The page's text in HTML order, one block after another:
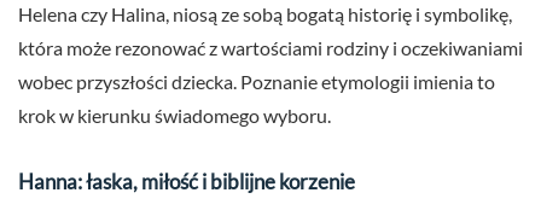
Helena czy Halina, niosą ze sobą bogatą historię i symbolikę,
która może rezonować z wartościami rodziny i oczekiwaniami
wobec przyszłości dziecka. Poznanie etymologii imienia to
krok w kierunku świadomego wyboru.
Hanna: łaska, miłość i biblijne korzenie